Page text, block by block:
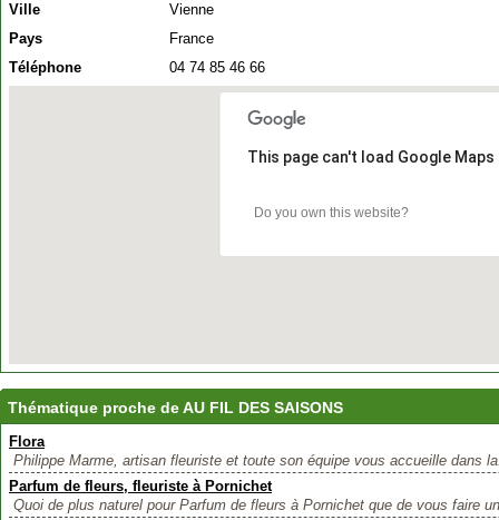
Ville
Vienne
Pays
France
Téléphone
04 74 85 46 66
This page can't load Google
Do you own this website?
Thématique proche de AU FIL DES SAISONS
Flora
Philippe Marme, artisan fleuriste et toute son équipe vous accueille dans
Parfum de fleurs, fleuriste à Pornichet
Quoi de plus naturel pour Parfum de fleurs à Pornichet que de vous faire